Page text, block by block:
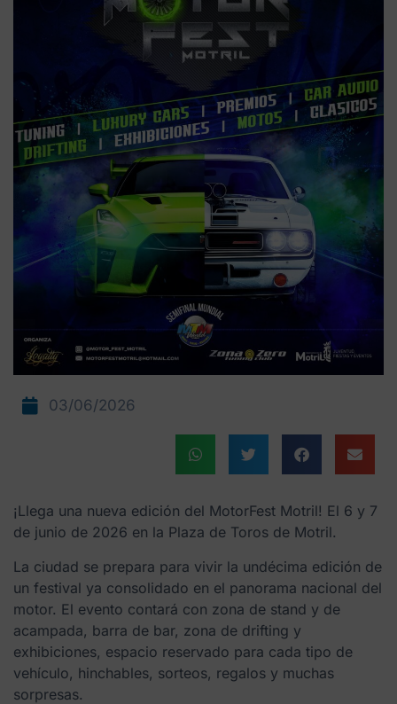
03/06/2026
¡Llega una nueva edición del MotorFest Motril! El 6 y 7
de junio de 2026 en la Plaza de Toros de Motril.
La ciudad se prepara para vivir la undécima edición de
un festival ya consolidado en el panorama nacional del
motor. El evento contará con zona de stand y de
acampada, barra de bar, zona de drifting y
exhibiciones, espacio reservado para cada tipo de
vehículo, hinchables, sorteos, regalos y muchas
sorpresas.